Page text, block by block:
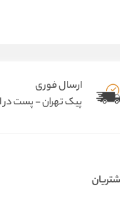
ارسال فوری
پیک تهران - پست در